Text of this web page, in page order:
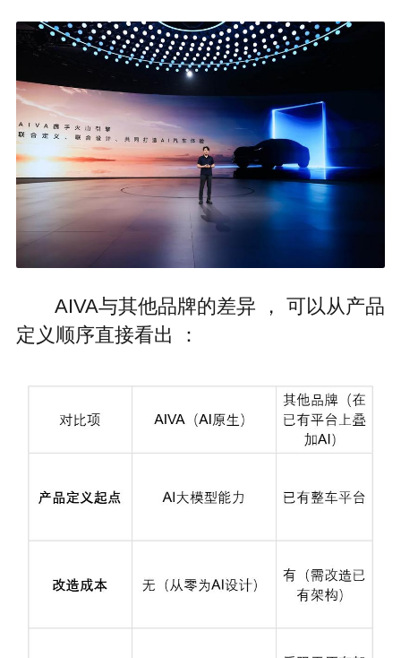
AIVA与其他品牌的差异 ， 可以从产品
定义顺序直接看出 ：